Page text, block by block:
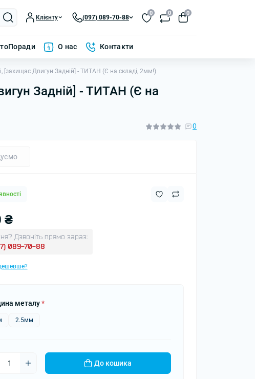
Клієнту (097) 089-70-88
0 0 0
О нас Контакти
[захищає Двигун Задній] - ТИТАН (Є на складі, 2мм!)
Задній] - ТИТАН (Є на
0
₴
Дзвоніть прямо зараз:
089-70-88
металу*
2.5мм
До кошика